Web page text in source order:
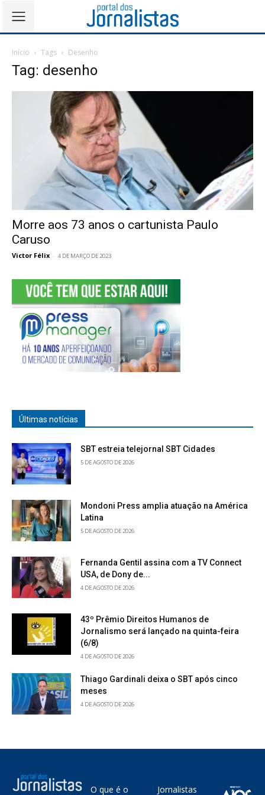
Início Tags Desenho
Tag: desenho
Morre aos 73 anos o cartunista Paulo
Caruso
Victor Félix - 4 DE MARÇO DE 2023
Últimas notícias
SBT estreia telejornal SBT Cidades
5 DE AGOSTO DE 2026
Mondoni Press amplia atuação na América
Latina
5 DE AGOSTO DE 2026
Fernanda Gentil assina com a TV Connect
USA, de Dony de...
4 DE AGOSTO DE 2026
43º Prêmio Direitos Humanos de
Jornalismo será lançado na quinta-feira
(6/8)
4 DE AGOSTO DE 2026
Thiago Gardinali deixa o SBT após cinco
meses
4 DE AGOSTO DE 2026
O que é o Jornalistas